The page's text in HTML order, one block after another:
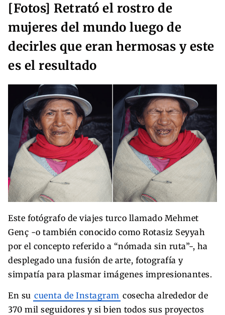
[Fotos] Retrató el rostro de
mujeres del mundo luego de
decirles que eran hermosas y este
es el resultado
Este fotógrafo de viajes turco llamado Mehmet
Genç -o también conocido como Rotasiz Seyyah
por el concepto referido a “nómada sin ruta”-, ha
desplegado una fusión de arte, fotografía y
simpatía para plasmar imágenes impresionantes.
En su cuenta de Instagram cosecha alrededor de
370 mil seguidores y si bien todos sus proyectos